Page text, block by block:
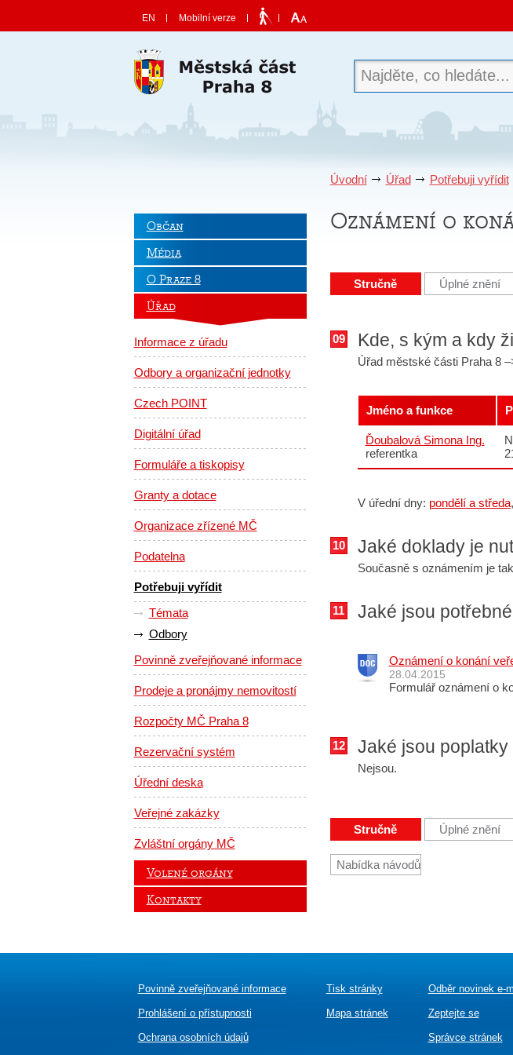
EN Mobilní verze
Úvodní Úřad Potřebuji vyřídit
Občan
Média
O Praze 8
Úřad
Informace z úřadu
Odbory a organizační jednotky
Czech POINT
Digitální úřad
Formuláře a tiskopisy
Granty a dotace
Organizace zřízené MČ
Podatelna
Potřebuji vyřídit
Témata
Odbory
Povinně zveřejňované informace
Prodeje a pronájmy nemovitostí
Rozpočty MČ Praha 8
Rezervační systém
Úřední deska
Veřejné zakázky
Zvláštní orgány MČ
Volené orgány
Kontakty
Oznámení o
Stručně Úplné znění
09 Kde, s kým a kdy
Úřad městské části Praha 8
Jméno a funkce
Ďoubalová Simona Ing.
referentka
V úřední dny: pondělí a středa
10 Jaké doklady je
Současně s oznámením je
11 Jaké jsou
Oznámení o konání
28.04.2015
Formulář oznámení o
12 Jaké jsou
Nejsou.
Stručně Úplné znění
Nabídka návodů
Povinně zveřejňované informace
Prohlášení o přístupnosti
Ochrana osobních údajů
Tisk stránky
Mapa stránek
Odběr novinek e-
Zeptejte se
Správce stránek